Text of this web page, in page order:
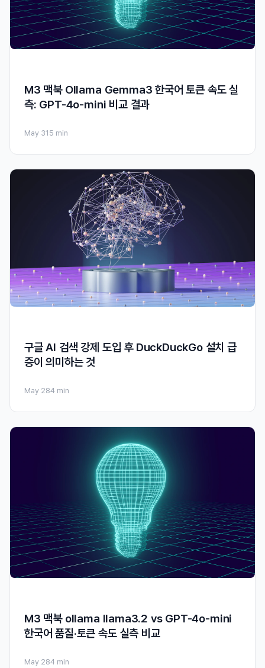
M3 맥북 Ollama Gemma3 한국어 토큰 속도 실
측: GPT-4o-mini 비교 결과
May 31 5 min
구글 AI 검색 강제 도입 후 DuckDuckGo 설치 급
증이 의미하는 것
May 284 min
M3 맥북 ollama llama3.2 vs GPT-4o-mini
한국어 품질·토큰 속도 실측 비교
May 284 min